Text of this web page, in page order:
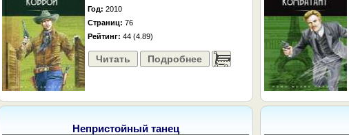
Год: 2010
Страниц: 76
Рейтинг: 44 (4.89)
Читать Подробнее ......
Непристойный танец